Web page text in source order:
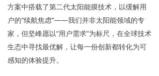
方案中搭载了第二代太阳能膜技术，以缓解用
户的“续航焦虑”——我们并非太阳能领域的专
家，但坚峰愿以“用户需求”为标尺，在全球技术
生态中寻找最优解，让每一份创新都转化为可
感知的体验提升。